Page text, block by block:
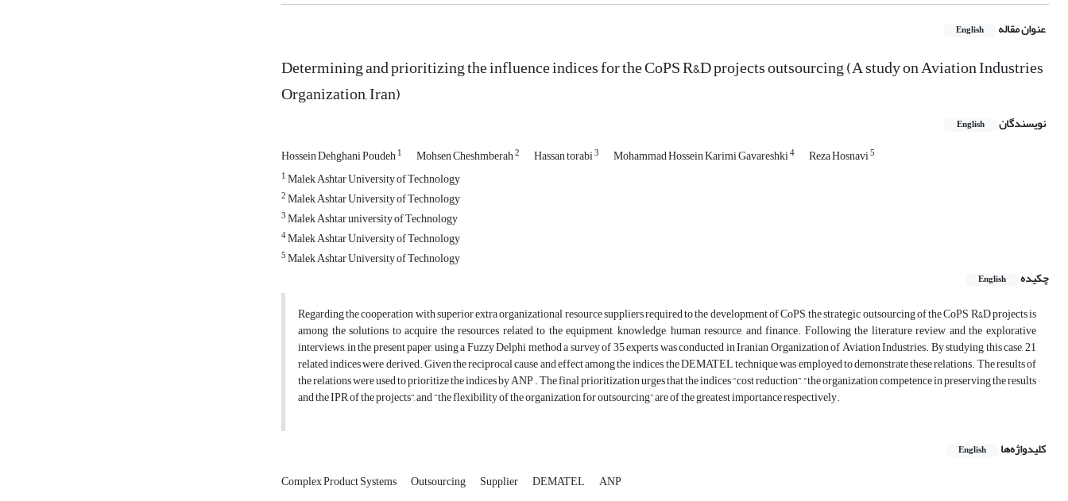
عنوان مقاله English
Determining and prioritizing the influence indices for the CoPS R&D projects outsourcing (A study on Aviation Industries
Organization, Iran)
نویسندگان English
Hossein Dehghani Poudeh1 Mohsen Cheshmberah2 Hassan torabi3 Mohammad Hossein Karimi Gavareshki4 Reza Hosnavi5
1Malek Ashtar University of Technology
2Malek Ashtar University of Technology
3Malek Ashtar university of Technology
4Malek Ashtar University of Technology
5Malek Ashtar University of Technology
چکیده
English
Regarding the cooperation with superior extra organizational resource suppliers required to the development of CoPS, the strategic outsourcing of the CoPS R&D projects is
among the solutions to acquire the resources related to the equipment, knowledge, human resource, and finance. Following the literature review and the explorative
interviews, in the present paper, using a Fuzzy Delphi method a survey of 35 experts was conducted in Iranian Organization of Aviation Industries. By studying this case, 21
related indices were derived. Given the reciprocal cause and effect among the indices, the DEMATEL technique was employed to demonstrate these relations. The results of
the relations were used to prioritize the indices by ANP . The final prioritization urges that the indices “cost reduction”, “the organization competence in preserving the results
and the IPR of the projects”, and “the flexibility of the organization for outsourcing” are of the greatest importance respectively.
کلیدواژه‌ها English
Complex Product Systems Outsourcing Supplier DEMATEL ANP